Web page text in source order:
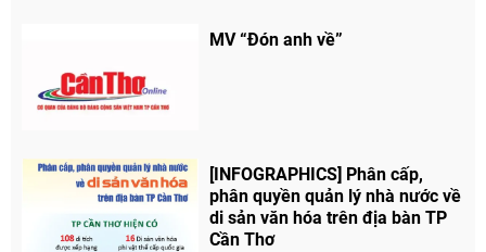
Chia sẻ
Facebook
MV “Đón anh về”
[INFOGRAPHICS] Phân cấp,
phân quyền quản lý nhà nước về
di sản văn hóa trên địa bàn TP
Cần Thơ